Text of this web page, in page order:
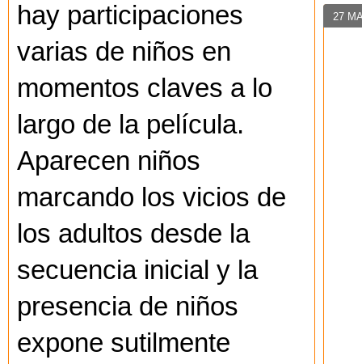
hay participaciones
varias de niños en
momentos claves a lo
largo de la película.
Aparecen niños
marcando los vicios de
los adultos desde la
secuencia inicial y la
presencia de niños
expone sutilmente
27